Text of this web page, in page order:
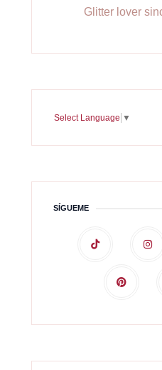
Glitter lover
Select Language ▼
SÍGUEME